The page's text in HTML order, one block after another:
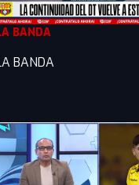
BANDA
BANDA